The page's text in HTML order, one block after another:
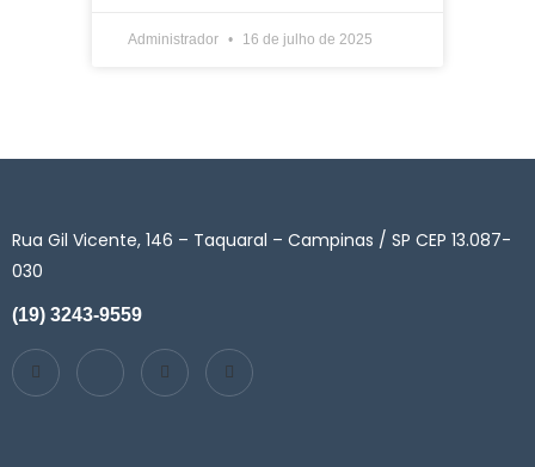
Administrador 16 de julho de 2025
Rua Gil Vicente, 146 – Taquaral – Campinas / SP CEP 13.087-
030
(19) 3243-9559